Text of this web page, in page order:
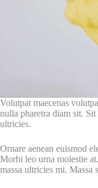
Volutpat maecenas
nulla pharetra diam sit.
ultricies.
Ornare aenean euismod
Morbi leo urna molestie
massa ultricies mi. Massa